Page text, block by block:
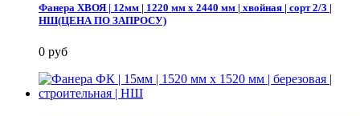
Фанера ХВОЯ | 12мм | 1220 мм х 2440 мм | хвойная | сорт 2/3 |
НШ(ЦЕНА ПО ЗАПРОСУ)
0 руб